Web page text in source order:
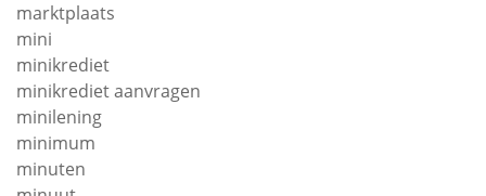
marktplaats
mini
minikrediet
minikrediet aanvragen
minilening
minimum
minuten